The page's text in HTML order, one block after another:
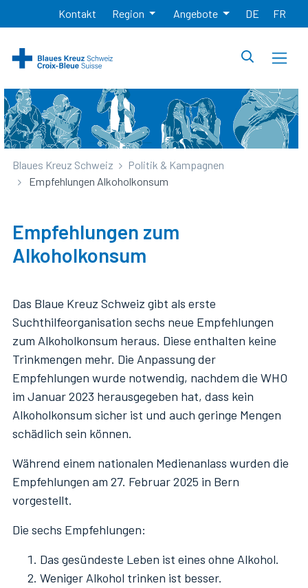
Kontakt Region Angebote DE FR
Blaues Kreuz Schweiz
Politik & Kampagnen
Empfehlungen Alkoholkonsum
Empfehlungen zum
Alkoholkonsum
Das Blaue Kreuz Schweiz gibt als erste
Suchthilfeorganisation sechs neue Empfehlungen
zum Alkoholkonsum heraus. Diese enthalten keine
Trinkmengen mehr. Die Anpassung der
Empfehlungen wurde notwendig, nachdem die WHO
im Januar 2023 herausgegeben hat, dass kein
Alkoholkonsum sicher ist und auch geringe Mengen
schädlich sein können.
Während einem nationalen Medienanlass wurden die
Empfehlungen am 27. Februar 2025 in Bern
vorgestellt.
Die sechs Empfehlungen:
Das gesündeste Leben ist eines ohne Alkohol.
Weniger Alkohol trinken ist besser.